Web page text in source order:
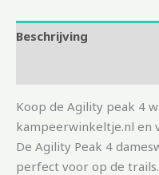
Beschrijving
Koop de Agility peak 4
kampeerwinkeltje.nl en
De Agility Peak 4
perfect voor op de